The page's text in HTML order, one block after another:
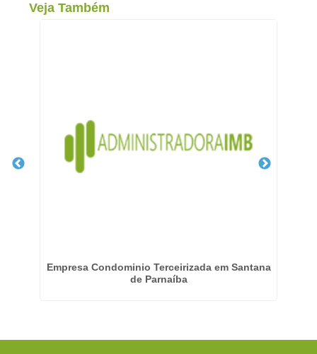
Veja Também
Empresa Condominio Terceirizada em Santana
de Parnaíba